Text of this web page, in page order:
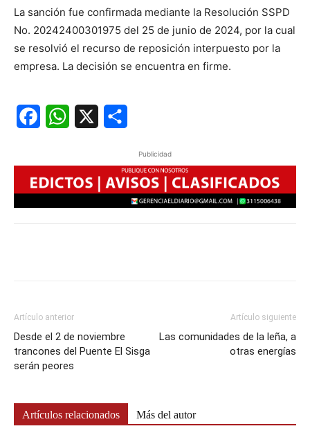
La sanción fue confirmada mediante la Resolución SSPD
No. 20242400301975 del 25 de junio de 2024, por la cual
se resolvió el recurso de reposición interpuesto por la
empresa. La decisión se encuentra en firme.
FacebookWhatsApp
Publicidad
Artículo anterior
Desde el 2 de noviembre
trancones del Puente El Sisga
serán peores
Artículo siguiente
Las comunidades de la leña, a
otras energías
Artículos relacionados Más del autor